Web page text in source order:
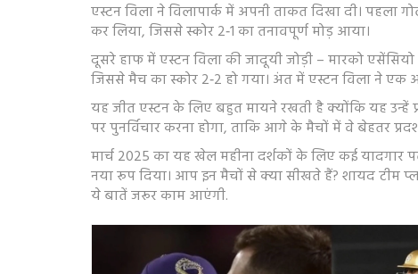
एस्टन विला ने विलापार्क में अपनी ताकत दिखा दी।
कर लिया, जिससे स्कोर 2‑1 का तनावपूर्ण मोड़ आया।
दूसरे हाफ में एस्टन विला की जादूयी जोड़ी – मारको
जिससे मैच का स्कोर 2‑2 हो गया। अंत में एस्टन विला ने एक
यह जीत एस्टन के लिए बहुत मायने रखती है क्योंकि यह उन्हें
पर पुनर्विचार करना होगा, ताकि आगे के मैचों में वे बेहतर
मार्च 2025 का यह खेल महीना दर्शकों के लिए कई यादगार
नया रूप दिया। आप इन मैचों से क्या सीखते हैं? शायद टीम
ये बातें जरूर काम आएंगी.